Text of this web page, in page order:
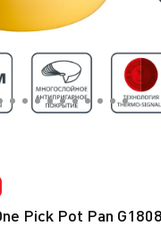
Pick Pot Pan